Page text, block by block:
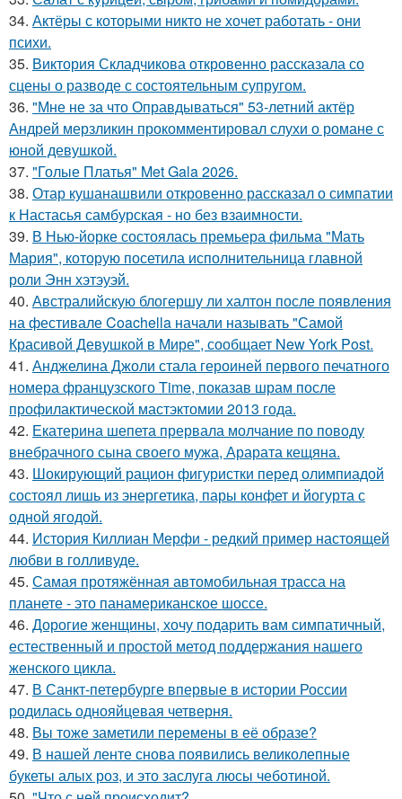
34. Актёры с которыми никто не хочет работать - они
психи.
35. Виктория Складчикова откровенно рассказала со
сцены о разводе с состоятельным супругом.
36. "Мне не за что Оправдываться" 53-летний актёр
Андрей мерзликин прокомментировал слухи о романе с
юной девушкой.
37. "Голые Платья" Met Gala 2026.
38. Отар кушанашвили откровенно рассказал о симпатии
к Настасья самбурская - но без взаимности.
39. В Нью-йорке состоялась премьера фильма "Мать
Мария", которую посетила исполнительница главной
роли Энн хэтэуэй.
40. Австралийскую блогершу ли халтон после появления
на фестивале Coachella начали называть "Самой
Красивой Девушкой в Мире", сообщает New York Post.
41. Анджелина Джоли стала героиней первого печатного
номера французского Time, показав шрам после
профилактической мастэктомии 2013 года.
42. Екатерина шепета прервала молчание по поводу
внебрачного сына своего мужа, Арарата кещяна.
43. Шокирующий рацион фигуристки перед олимпиадой
состоял лишь из энергетика, пары конфет и йогурта с
одной ягодой.
44. История Киллиан Мерфи - редкий пример настоящей
любви в голливуде.
45. Самая протяжённая автомобильная трасса на
планете - это панамериканское шоссе.
46. Дорогие женщины, хочу подарить вам симпатичный,
естественный и простой метод поддержания нашего
женского цикла.
47. В Санкт-петербурге впервые в истории России
родилась однояйцевая четверня.
48. Вы тоже заметили перемены в её образе?
49. В нашей ленте снова появились великолепные
букеты алых роз, и это заслуга люсы чеботиной.